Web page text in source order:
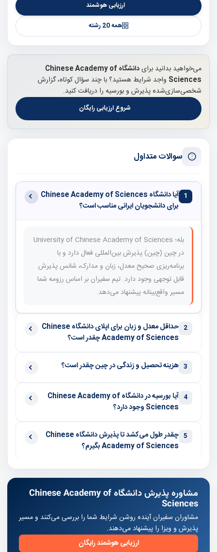
ارزیابی هوشمند
همه 20 رشته
می‌خواهید بدانید برای
دانشگاه Chinese Academy of
Sciences واجد شرایط هستید؟ با چند سؤال کوتاه، گزارش
شخصی‌سازی‌شده پذیرش و بورسیه را دریافت کنید.
شروع ارزیابی رایگان
سوالات متداول
1
آیا دانشگاه Chinese Academy of Sciences
برای دانشجویان ایرانی مناسب است؟
بله؛ University of Chinese Academy of Sciences
در چین (چین) پذیرش بین‌المللی فعال دارد و با
برنامه‌ریزی صحیح معدل، زبان و مدارک، شانس پذیرش
قابل توجهی وجود دارد. تیم سفیران بر اساس رزومه شما
مسیر واقع‌بینانه پیشنهاد می‌دهد.
2
حداقل معدل و زبان برای اپلای دانشگاه Chinese
Academy of Sciences چقدر است؟
3 هزینه تحصیل و زندگی در چین چقدر است؟
4
آیا بورسیه در دانشگاه Chinese Academy of
Sciences وجود دارد؟
5
چقدر طول می‌کشد تا پذیرش دانشگاه Chinese
Academy of Sciences بگیرم؟
مشاوره پذیرش دانشگاه Chinese Academy of
Sciences
مشاوران سفیران آینده روشن شرایط شما را بررسی می‌کنند و مسیر
پذیرش و ویزا را پیشنهاد می‌دهند.
ارزیابی هوشمند رایگان